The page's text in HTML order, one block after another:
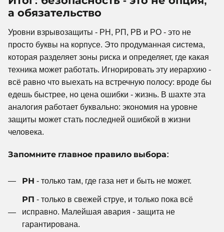
а обязательство
Уровни взрывозащиты - РН, РП, РВ и РО - это не
просто буквы на корпусе. Это продуманная система,
которая разделяет зоны риска и определяет, где какая
техника может работать. Игнорировать эту иерархию -
всё равно что выехать на встречную полосу: вроде бы
едешь быстрее, но цена ошибки - жизнь. В шахте эта
аналогия работает буквально: экономия на уровне
защиты может стать последней ошибкой в жизни
человека.
Запомните главное правило выбора:
РН - только там, где газа нет и быть не может.
РП - только в свежей струе, и только пока всё
исправно. Малейшая авария - защита не
гарантирована.